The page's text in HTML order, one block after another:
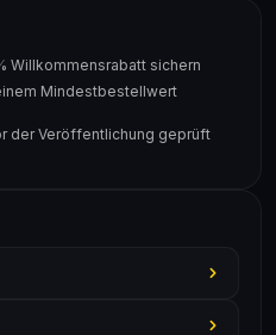
Willkommensrabatt sichern
Mindestbestellwert
der Veröffentlichung geprüft